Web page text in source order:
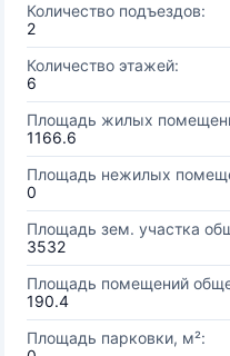
Количество подъездов:
2
Количество этажей:
6
Площадь жилых
1166.6
Площадь нежилых
0
Площадь зем. участка
3532
Площадь помещений
190.4
Площадь парковки, м²: